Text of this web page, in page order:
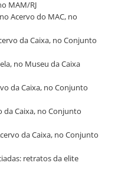
MAM/RJ
Acervo do MAC, no
da Caixa, no Conjunto
no Museu da Caixa
da Caixa, no Conjunto
da Caixa, no Conjunto
da Caixa, no Conjunto
retratos da elite